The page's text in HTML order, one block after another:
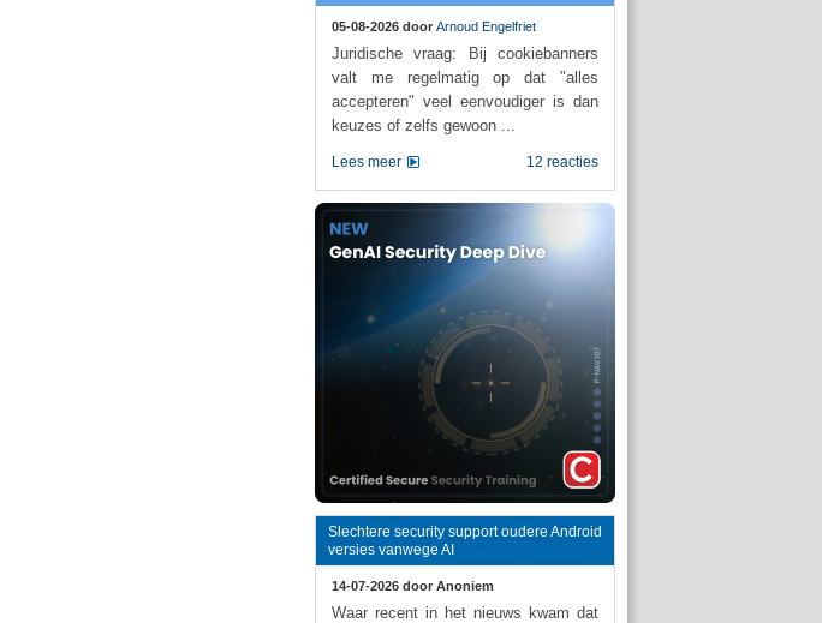
05-08-2026 door Arnoud Engelfriet
Juridische vraag: Bij cookiebanners
valt me regelmatig op dat "alles
accepteren" veel eenvoudiger is dan
keuzes of zelfs gewoon ...
12 reacties
Lees meer
Slechtere security support oudere Android
versies vanwege AI
14-07-2026 door Anoniem
Waar recent in het nieuws kwam dat